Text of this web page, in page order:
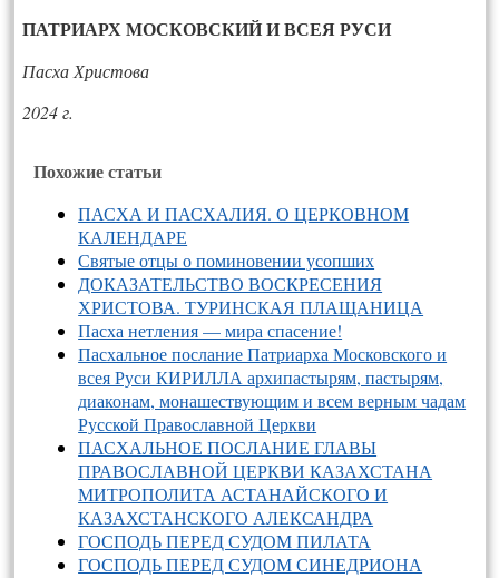
ПАТРИАРХ МОСКОВСКИЙ И ВСЕЯ РУСИ
Пасха Христова
2024 г.
Похожие статьи
ПАСХА И ПАСХАЛИЯ. О ЦЕРКОВНОМ
КАЛЕНДАРЕ
Святые отцы о поминовении усопших
ДОКАЗАТЕЛЬСТВО ВОСКРЕСЕНИЯ
ХРИСТОВА. ТУРИНСКАЯ ПЛАЩАНИЦА
Пасха нетления — мира спасение!
Пасхальное послание Патриарха Московского и
всея Руси КИРИЛЛА архипастырям, пастырям,
диаконам, монашествующим и всем верным чадам
Русской Православной Церкви
ПАСХАЛЬНОЕ ПОСЛАНИЕ ГЛАВЫ
ПРАВОСЛАВНОЙ ЦЕРКВИ КАЗАХСТАНА
МИТРОПОЛИТА АСТАНАЙСКОГО И
КАЗАХСТАНСКОГО АЛЕКСАНДРА
ГОСПОДЬ ПЕРЕД СУДОМ ПИЛАТА
ГОСПОДЬ ПЕРЕД СУДОМ СИНЕДРИОНА